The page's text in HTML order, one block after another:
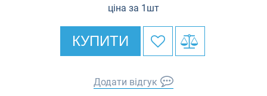
ціна за 1шт
КУПИТИ
Додати відгук